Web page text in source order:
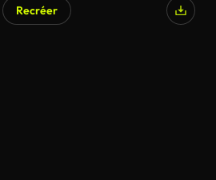
Recréer